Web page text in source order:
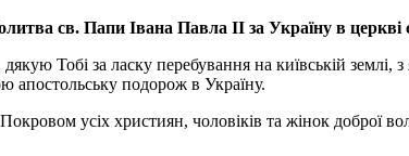
св. Папи Івана Павла ІІ за Україну в
Тобі за ласку перебування на київській
апостольську подорож в Україну.
усіх християн, чоловіків та жінок доброї